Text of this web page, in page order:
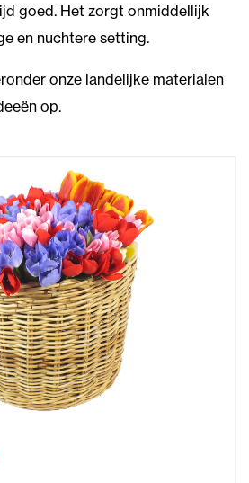
goed. Het zorgt onmiddellijk
en nuchtere setting.
onze landelijke materialen
op.